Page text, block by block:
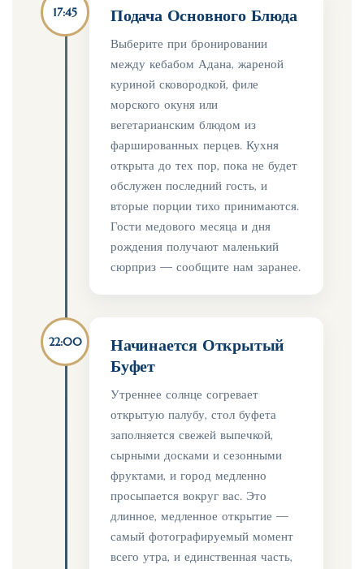
17:45 Подача Основного Блюда
Выберите при бронировании
между кебабом Адана, жареной
куриной сковородкой, филе
морского окуня или
вегетарианским блюдом из
фаршированных перцев. Кухня
открыта до тех пор, пока не будет
обслужен последний гость, и
вторые порции тихо принимаются.
Гости медового месяца и дня
рождения получают маленький
сюрприз — сообщите нам заранее.
22:00
Начинается Открытый
Буфет
Утреннее солнце согревает
открытую палубу, стол буфета
заполняется свежей выпечкой,
сырными досками и сезонными
фруктами, и город медленно
просыпается вокруг вас. Это
длинное, медленное открытие —
самый фотографируемый момент
всего утра, и единственная часть,